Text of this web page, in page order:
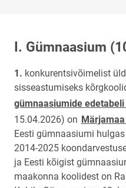
I. Gümnaasium
konkurentsivõimelist
sisseastumiseks
gümnaasiumide edetabeli
15.04.2026) on
Eesti gümnaasiumi
2014-2025
ja Eesti kõigist
maakonna koolidest on